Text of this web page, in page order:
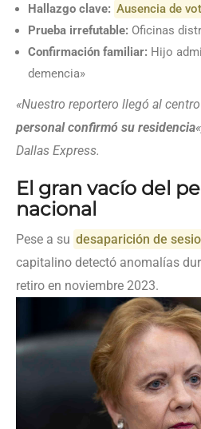
Hallazgo clave: Ausencia de
Prueba irrefutable: Oficinas
Confirmación familiar: Hijo
demencia»
«Nuestro reportero llegó al
personal confirmó su residencia
Dallas Express.
El gran vacío del
nacional
Pese a su desaparición de
capitalino detectó anomalías
retiro en noviembre 2023.